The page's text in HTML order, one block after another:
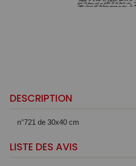
DESCRIPTION
n°721 de 30x40 cm
LISTE DES AVIS